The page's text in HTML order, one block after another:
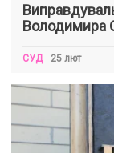
Володимира
СУД 25 лют